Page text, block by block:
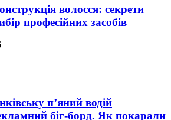
волосся: секрети
професійних засобів
п’яний водій
біг-борд. Як покарали